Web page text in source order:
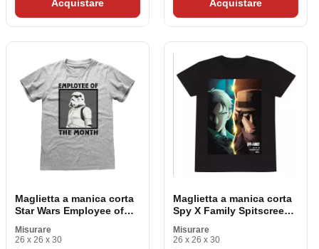
Acquistare Acquistare
Maglietta a manica corta
Star Wars Employee of
Misurare
26 x 26 x 30
Maglietta a manica corta
Spy X Family Spitscreen
Misurare
26 x 26 x 30